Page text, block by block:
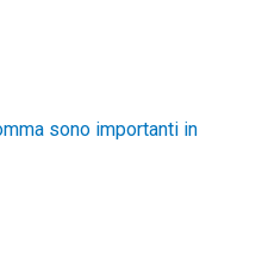
sono importanti in